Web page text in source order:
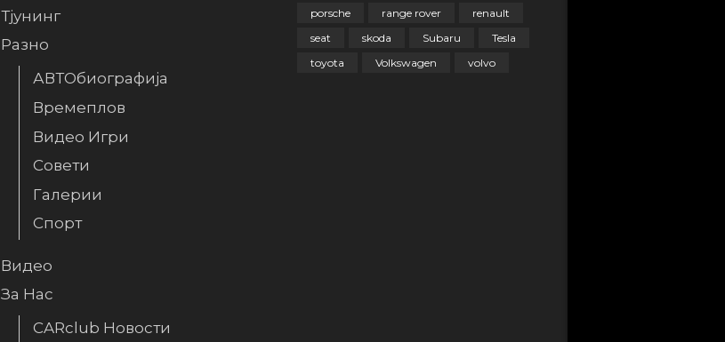
Тјунинг
Разно
АВТОбиографија
Времеплов
Видео Игри
Совети
Галерии
Спорт
Видео
За Нас
CARclub Новости
porsche
range rover
renault
seat
skoda Subaru
Tesla
toyota
Volkswagen volvo